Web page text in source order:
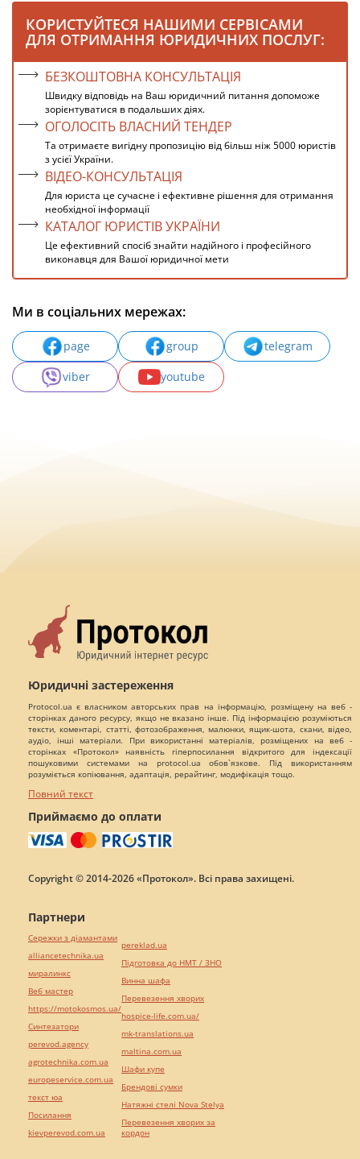
КОРИСТУЙТЕСЯ НАШИМИ СЕРВІСАМИ
ДЛЯ ОТРИМАННЯ ЮРИДИЧНИХ ПОСЛУГ:
БЕЗКОШТОВНА КОНСУЛЬТАЦІЯ
Швидку відповідь на Ваш юридичний питання допоможе
зорієнтуватися в подальших діях.
ОГОЛОСІТЬ ВЛАСНИЙ ТЕНДЕР
Та отримаєте вигідну пропозицію від більш ніж 5000 юристів
з усієї України.
ВІДЕО-КОНСУЛЬТАЦІЯ
Для юриста це сучасне і ефективне рішення для отримання
необхідної інформації
КАТАЛОГ ЮРИСТІВ УКРАЇНИ
Це ефективний спосіб знайти надійного і професійного
виконавця для Вашої юридичної мети
Ми в соціальних мережах:
page group
telegram
viber
youtube
Юридичні застереження
Protocol.ua є власником авторських прав на інформацію, розміщену на веб -
сторінках даного ресурсу, якщо не вказано інше. Під інформацією розуміються
тексти, коментарі, статті, фотозображення, малюнки, ящик-шота, скани, відео,
аудіо, інші матеріали. При використанні матеріалів, розміщених на веб -
сторінках «Протокол» наявність гіперпосилання відкритого для індексації
пошуковими системами на protocol.ua обов`язкове. Під використанням
розуміється копіювання, адаптація, рерайтинг, модифікація тощо.
Повний текст
Приймаємо до оплати
Copyright © 2014-2026 «Протокол». Всі права захищені.
Партнери
Сережки з діамантами
alliancetechnika.ua
миралинкс
Веб мастер
https://motokosmos.ua/
Синтезатори
perevod.agency
agrotechnika.com.ua
europeservice.com.ua
текст юа
Посилання
kievperevod.com.ua
pereklad.ua
Підготовка до НМТ / ЗНО
Винна шафа
Перевезення хворих
hospice-life.com.ua/
mk-translations.ua
maltina.com.ua
Шафи купе
Брендові сумки
Натяжні стелі Nova Stelya
Перевезення хворих за
кордон